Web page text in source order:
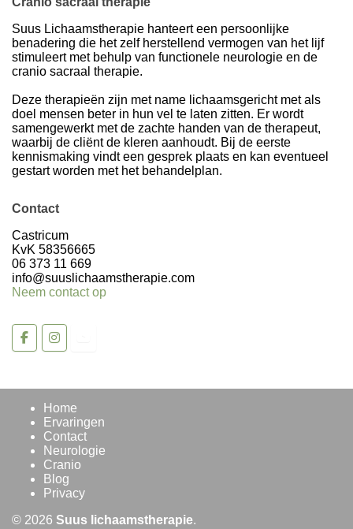
Suus Lichaamstherapie hanteert een persoonlijke
benadering die het zelf herstellend vermogen van het lijf
stimuleert met behulp van functionele neurologie en de
cranio sacraal therapie.
Deze therapieën zijn met name lichaamsgericht met als
doel mensen beter in hun vel te laten zitten. Er wordt
samengewerkt met de zachte handen van de therapeut,
waarbij de cliënt de kleren aanhoudt. Bij de eerste
kennismaking vindt een gesprek plaats en kan eventueel
gestart worden met het behandelplan.
Contact
Castricum
KvK 58356665
06 373 11 669
info@suuslichaamstherapie.com
Neem contact op
Home
Ervaringen
Contact
Neurologie
Cranio
Blog
Privacy
© 2026 Suus lichaamstherapie.